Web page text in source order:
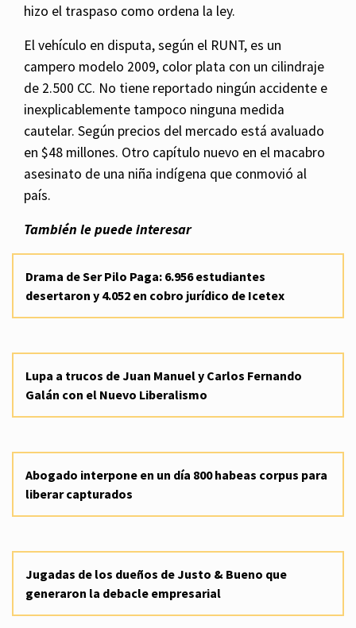
hizo el traspaso como ordena la ley.
El vehículo en disputa, según el RUNT, es un
campero modelo 2009, color plata con un cilindraje
de 2.500 CC. No tiene reportado ningún accidente e
inexplicablemente tampoco ninguna medida
cautelar. Según precios del mercado está avaluado
en $48 millones. Otro capítulo nuevo en el macabro
asesinato de una niña indígena que conmovió al
país.
También le puede interesar
Drama de Ser Pilo Paga: 6.956 estudiantes
desertaron y 4.052 en cobro jurídico de Icetex
Lupa a trucos de Juan Manuel y Carlos Fernando
Galán con el Nuevo Liberalismo
Abogado interpone en un día 800 habeas corpus para
liberar capturados
Jugadas de los dueños de Justo & Bueno que
generaron la debacle empresarial